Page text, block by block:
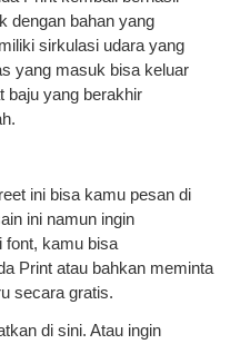
dengan bahan yang
sirkulasi udara yang
yang masuk bisa keluar
baju yang berakhir
ini bisa kamu pesan di
ini namun ingin
font, kamu bisa
Print atau bahkan meminta
secara gratis.
di sini. Atau ingin